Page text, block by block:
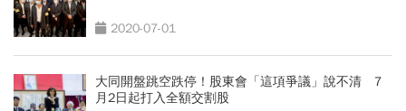
2020-07-01
大同開盤跳空跌停！股東會「這項爭議」說不清 7
月2日起打入全額交割股